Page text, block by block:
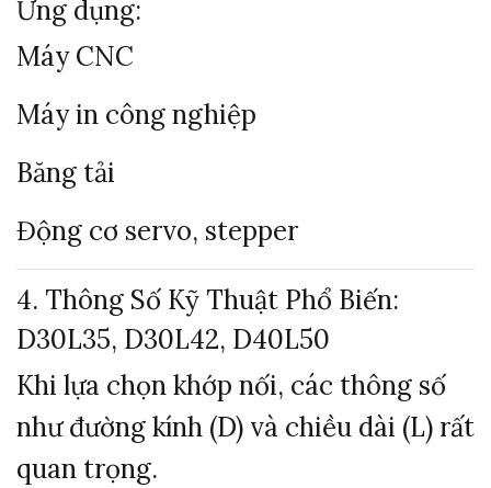
Ứng dụng:
Máy CNC
Máy in công nghiệp
Băng tải
Động cơ servo, stepper
4. Thông Số Kỹ Thuật Phổ Biến:
D30L35, D30L42, D40L50
Khi lựa chọn khớp nối, các thông số
như đường kính (D) và chiều dài (L) rất
quan trọng.